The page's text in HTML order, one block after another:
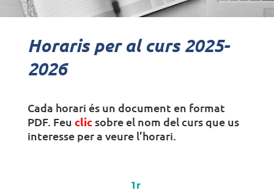
Horaris per al curs 2025-
2026
Cada horari és un document en format
PDF. Feu clic sobre el nom del curs que us
interesse per a veure l’horari.
1r